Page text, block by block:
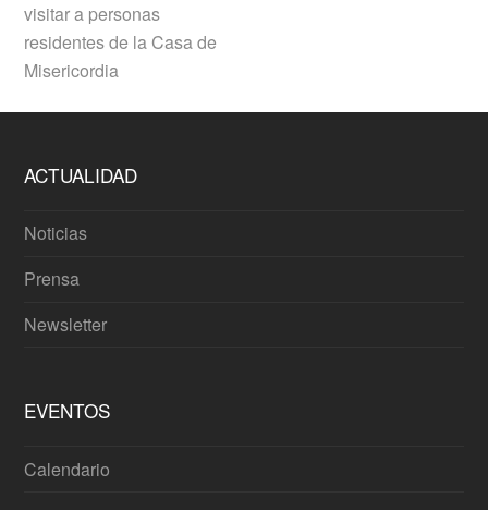
visitar a personas
residentes de la Casa de
Misericordia
ACTUALIDAD
Noticias
Prensa
Newsletter
EVENTOS
Calendario